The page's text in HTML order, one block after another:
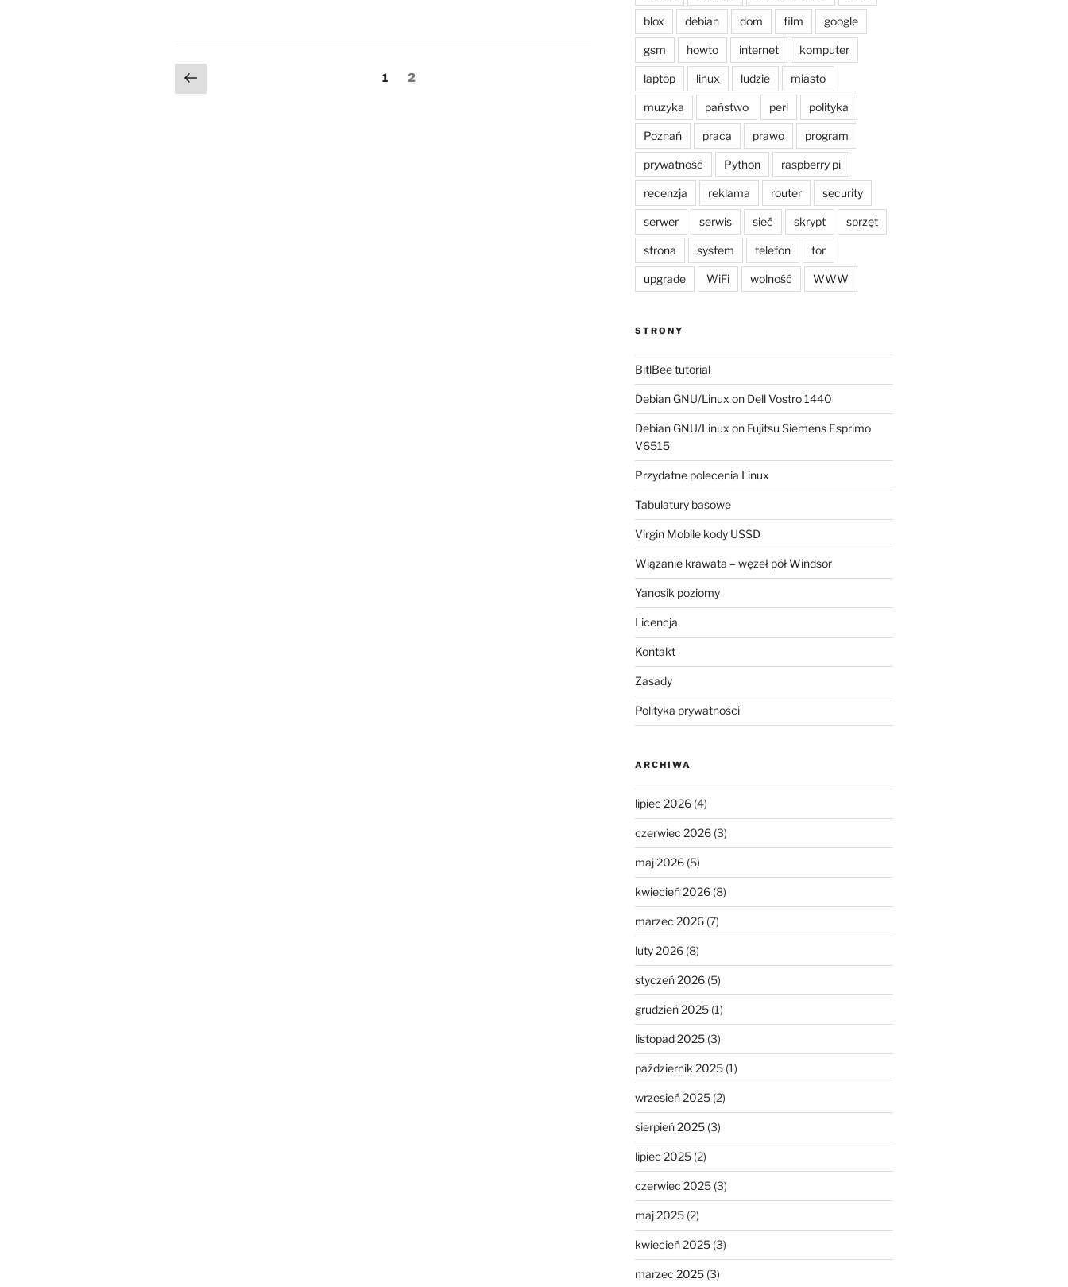
Stronicowanie
Poprzednia
strona
Strona
1 Strona
2
blox debian dom film google
gsm howto internet komputer
laptop linux ludzie miasto
muzyka państwo perl polityka
Poznań praca prawo program
prywatność Python raspberry pi
recenzja reklama router security
serwer serwis sieć skrypt sprzęt
strona system telefon tor
upgrade WiFi wolność WWW
STRONY
BitlBee tutorial
Debian GNU/Linux on Dell Vostro 1440
Debian GNU/Linux on Fujitsu Siemens Esprimo
V6515
Przydatne polecenia Linux
Tabulatury basowe
Virgin Mobile kody USSD
Wiązanie krawata – węzeł pół Windsor
Yanosik poziomy
Licencja
Kontakt
Zasady
Polityka prywatności
ARCHIWA
lipiec 2026(4)
czerwiec 2026(3)
maj 2026(5)
kwiecień 2026(8)
marzec 2026(7)
luty 2026(8)
styczeń 2026(5)
grudzień 2025(1)
listopad 2025(3)
październik 2025(1)
wrzesień 2025(2)
sierpień 2025(3)
lipiec 2025(2)
czerwiec 2025(3)
maj 2025(2)
kwiecień 2025(3)
marzec 2025(3)